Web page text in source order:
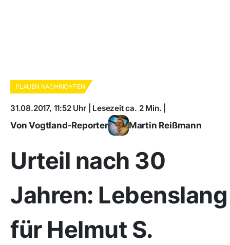
PLAUEN NACHRICHTEN
31.08.2017, 11:52 Uhr | Lesezeit ca. 2 Min. |
Von Vogtland-Reporter Martin Reißmann
Urteil nach 30
Jahren: Lebenslang
für Helmut S.